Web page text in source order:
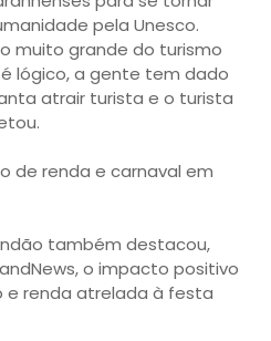
pela Unesco.
muito grande do turismo
lógico, a gente tem dado
atrair turista e o turista
de renda e carnaval em
também destacou,
o impacto positivo
renda atrelada à festa